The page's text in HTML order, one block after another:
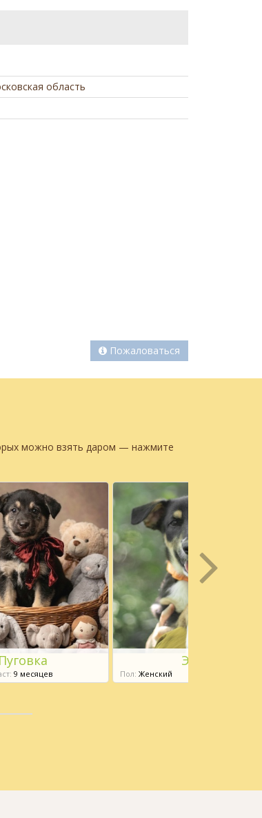
область
Пожаловаться
можно взять даром — нажмите
Пуговка
9 месяцев
Эмма
Пол: Женский